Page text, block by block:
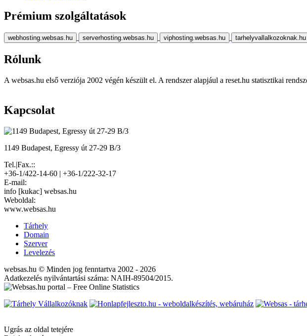
Prémium szolgáltatások
webhosting.websas.hu serverhosting.websas.hu viphosting.websas.hu tarhelyvallalkozoknak.hu
Rólunk
A websas.hu első verziója 2002 végén készült el. A rendszer alapjául a reset.hu statisztikai
Kapcsolat
1149 Budapest, Egressy út 27-29 B/3
Tel.|Fax.::
+36-1/422-14-60 | +36-1/222-32-17
E-mail:
info [kukac] websas.hu
Weboldal:
www.websas.hu
Tárhely
Domain
Szerver
Levelezés
websas.hu © Minden jog fenntartva 2002 - 2026
Adatkezelés nyilvántartási száma: NAIH-89504/2015.
Ugrás az oldal tetejére